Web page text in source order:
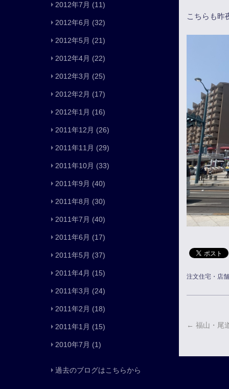
こちらも昨
注文住宅・店
← 福山・尾
2012年7月 (11)
2012年6月 (32)
2012年5月 (21)
2012年4月 (22)
2012年3月 (25)
2012年2月 (17)
2012年1月 (16)
2011年12月 (26)
2011年11月 (29)
2011年10月 (33)
2011年9月 (40)
2011年8月 (30)
2011年7月 (40)
2011年6月 (17)
2011年5月 (37)
2011年4月 (15)
2011年3月 (24)
2011年2月 (18)
2011年1月 (15)
2010年7月 (1)
過去のブログはこちらから